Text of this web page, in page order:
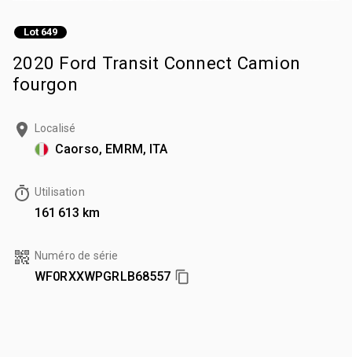
Lot 649
2020 Ford Transit Connect Camion
fourgon
Localisé
Caorso, EMRM, ITA
Utilisation
161 613 km
Numéro de série
WF0RXXWPGRLB68557